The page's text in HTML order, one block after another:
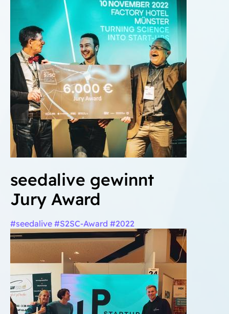
seedalive gewinnt
Jury Award
#seedalive #S2SC-Award #2022